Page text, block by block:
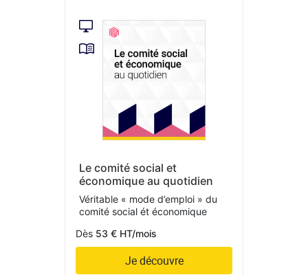
Le comité social et
économique au quotidien
Véritable « mode d’emploi » du
comité social ét économique
Dès 53 € HT/mois
Je découvre